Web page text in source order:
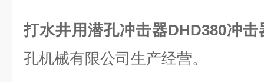
打水井用潜孔冲击器DHD380冲击
孔机械有限公司生产经营。